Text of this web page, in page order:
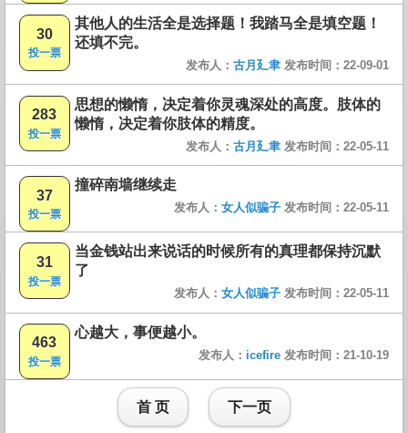
30
投一票
其他人的生活全是选择题！我踏马全是填空题！
还填不完。
发布人： 古月廴聿 发布时间：22-09-01
283
投一票
思想的懒惰，决定着你灵魂深处的高度。肢体的
懒惰，决定着你肢体的精度。
发布人： 古月廴聿 发布时间：22-05-11
37
投一票
撞碎南墙继续走
发布人： 女人似骗子 发布时间：22-05-11
31
投一票
当金钱站出来说话的时候所有的真理都保持沉默
了
发布人： 女人似骗子 发布时间：22-05-11
463
投一票
心越大，事便越小。
发布人： icefire 发布时间：21-10-19
首 页 下一页